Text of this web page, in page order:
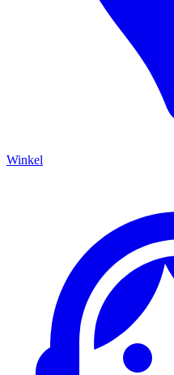
Winkel